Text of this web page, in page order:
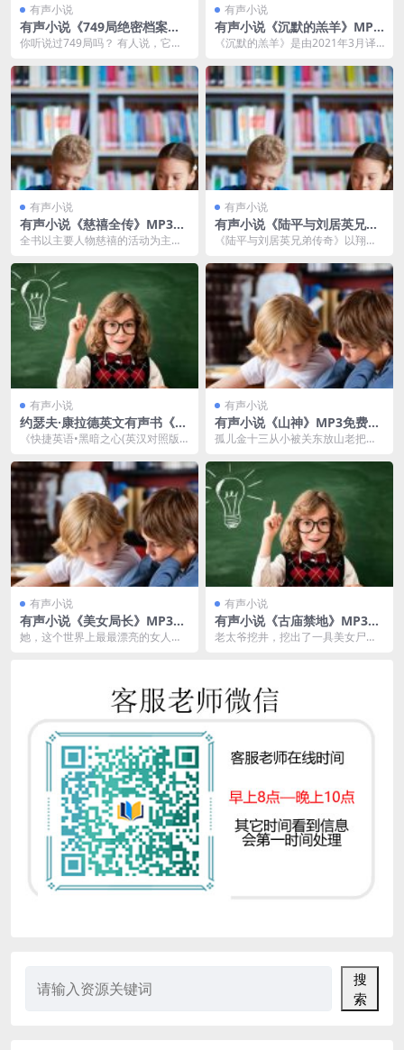
有声小说
有声小说《749局绝密档案》
MP3免费打包 382集完结
你听说过749局吗？ 有人说，它是
还有人认为，7...
有声小说
有声小说《沉默的羔羊》MP3
打包 经典悬疑恐怖小说58集完
《沉默的羔羊》是由2021年3月译
托马斯·哈里...
有声小说
有声小说《慈禧全传》MP3免
费打包 高阳历史小说 杨晨、
全书以主要人物慈禧的活动为主
禧去世，溥仪继位，前后...
有声小说
有声小说《陆平与刘居英兄弟
传奇》MP3免费打包 林鹤播音
《陆平与刘居英兄弟传奇》以翔实
与刘居英兄弟俩三闯生...
有声小说
约瑟夫·康拉德英文有声书《黑
暗之心》MP3免费打包 6集
《快捷英语•黑暗之心(英汉对照版)
而出版的世界...
有声小说
有声小说《山神》MP3免费网
盘 天下霸唱改编电影原著小说
孤儿金十三从小被关东放山老把头
的本领。他跟随义父上...
有声小说
有声小说《美女局长》MP3免
费打包 150集全 鱼皮豆播讲
她，这个世界上最最漂亮的女人，
有声小说
有声小说《古庙禁地》MP3免
费打包 艾宝良播音 120回全
老太爷挖井，挖出了一具美女尸
搜
索